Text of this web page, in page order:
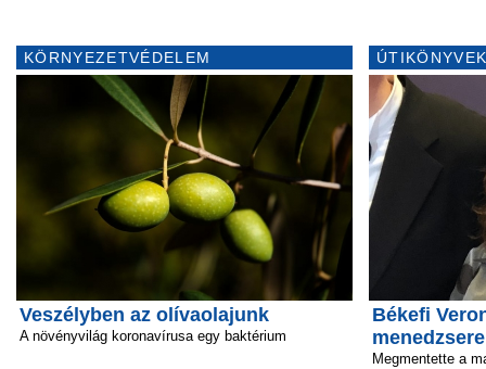
KÖRNYEZETVÉDELEM
Veszélyben az olívaolajunk
A növényvilág koronavírusa egy baktérium
Békefi
menedzsere
Megmentette a